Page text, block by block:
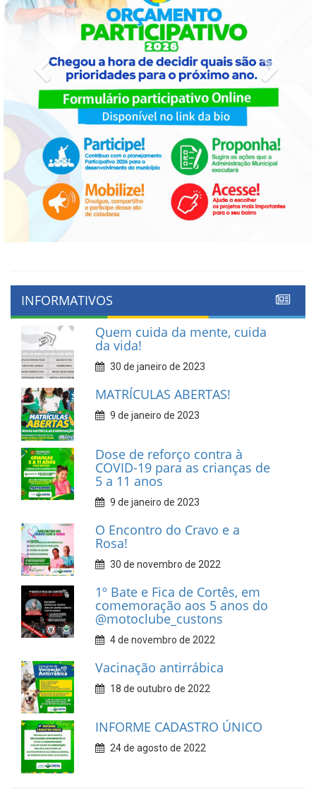
Previous
INFORMATIVOS
Quem cuida da mente, cuida
da vida!
30 de janeiro de 2023
MATRÍCULAS ABERTAS!
9 de janeiro de 2023
Dose de reforço contra à
COVID-19 para as crianças de
5 a 11 anos
9 de janeiro de 2023
O Encontro do Cravo e a
Rosa!
30 de novembro de 2022
1º Bate e Fica de Cortês, em
comemoração aos 5 anos do
@motoclube_custons
4 de novembro de 2022
Vacinação antirrábica
18 de outubro de 2022
INFORME CADASTRO ÚNICO
24 de agosto de 2022